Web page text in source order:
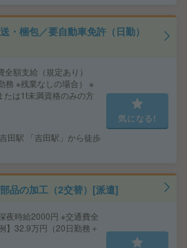
・梱包／要自動車免許（日勤）
額支給（規定あり）
務 ※残業なしの場合） ※
たは1t未満資格のみの方
田駅 「吉田駅」から徒歩
気になる!
品の加工（2交替）[派遣]
夜時給2000円 ※交通費全
】32.9万円（20日勤務＋